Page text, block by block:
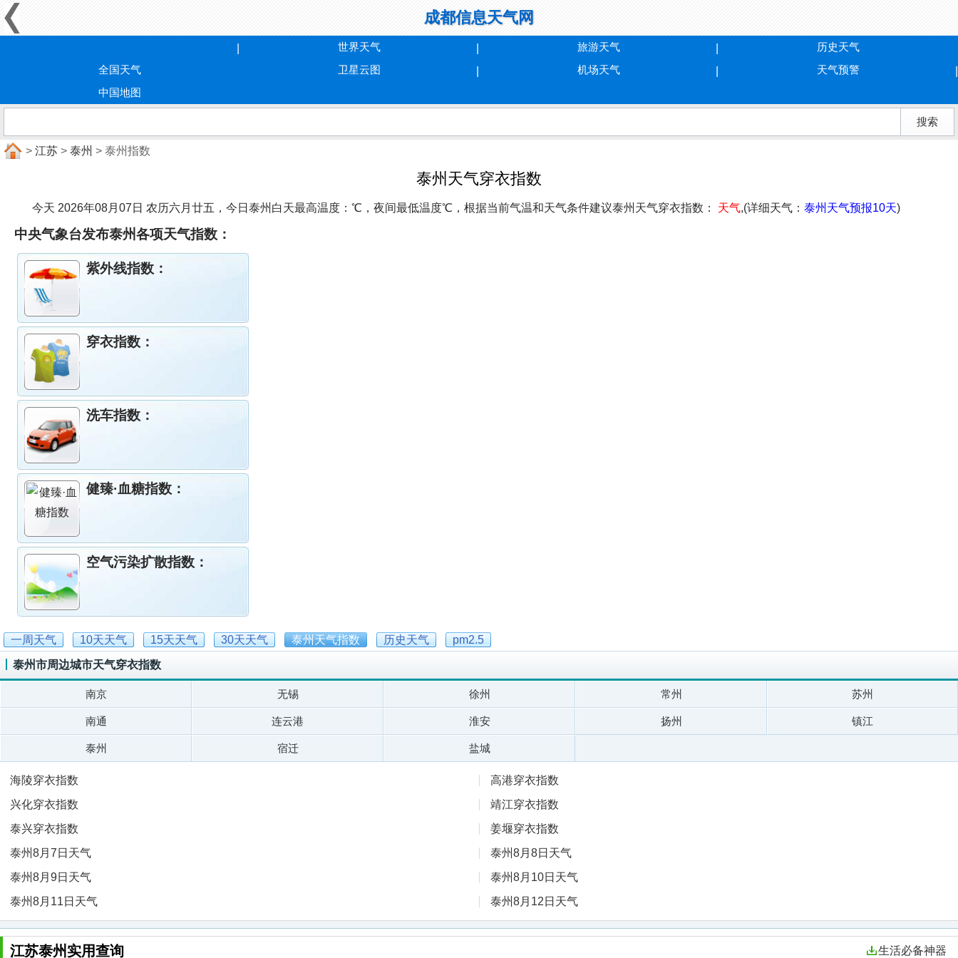
成都信息天气网
全国天气
世界天气 旅游天气
历史天气
卫星云图
机场天气
天气预警
中国地图
> 江苏 > 泰州 > 泰州指数
泰州天气穿衣指数
今天 2026年08月07日 农历六月廿五，今日泰州白天最高温度：℃，夜间最低温度℃，根据当前气温和天气条件建议泰州天气穿衣指数： 天气,(详细天气：泰州天气预报10天)
中央气象台发布泰州各项天气指数：
紫外线指数：
穿衣指数：
洗车指数：
健臻·血糖指数：
空气污染扩散指数：
一周天气 10天天气 15天天气 30天天气 泰州天气指数 历史天气 pm2.5
泰州市周边城市天气穿衣指数
南京 无锡 徐州 常州 苏州
南通 连云港 淮安 扬州 镇江
泰州 宿迁 盐城
海陵穿衣指数
高港穿衣指数
兴化穿衣指数
靖江穿衣指数
泰兴穿衣指数
姜堰穿衣指数
泰州8月7日天气
泰州8月8日天气
泰州8月9日天气
泰州8月10日天气
泰州8月11日天气
泰州8月12日天气
江苏泰州实用查询 生活必备神器